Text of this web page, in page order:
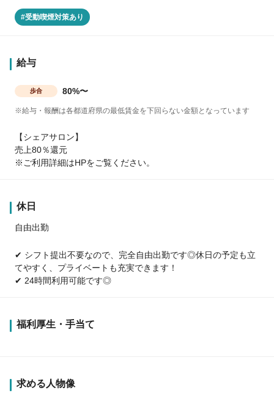
#受動喫煙対策あり
給与
歩合 80%〜
※給与・報酬は各都道府県の最低賃金を下回らない金額となっています
【シェアサロン】
売上80％還元
※ご利用詳細はHPをご覧ください。
休日
自由出勤
✔ シフト提出不要なので、完全自由出勤です◎休日の予定も立
てやすく、プライベートも充実できます！
✔ 24時間利用可能です◎
福利厚生・手当て
求める人物像